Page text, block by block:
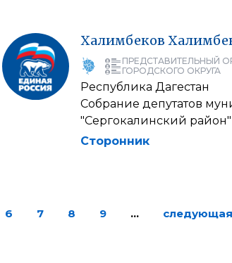
Халимбеков
ПРЕДСТАВИТЕЛЬНЫЙ
ГОРОДСКОГО ОКРУГА
Республика Дагестан
Собрание депутатов
"Сергокалинский район"
Сторонник
6 7 8 9 … следующая